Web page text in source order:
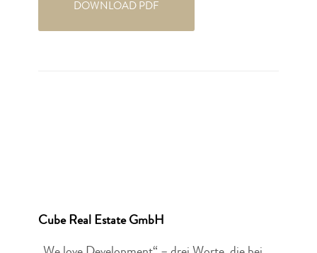
DOWNLOAD PDF
Cube Real Estate GmbH